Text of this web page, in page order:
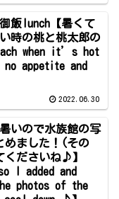
飯lunch【暑くて
時の桃と桃太郎の
when it’s hot
no appetite and
2022.06.30
いので水族館の写
めました！(その
くださいね♪】
I added and
photos of the